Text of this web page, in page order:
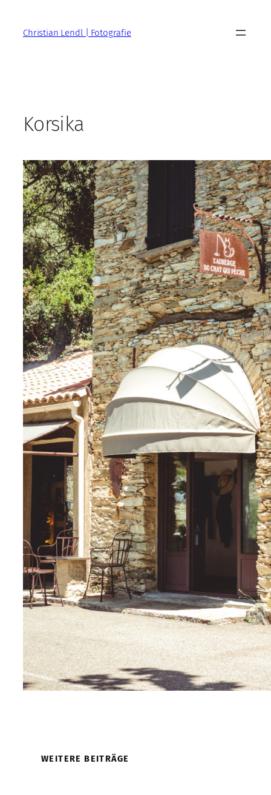
springenChristian Lendl | Fotografie
Korsika
WEITERE BEITRÄGE